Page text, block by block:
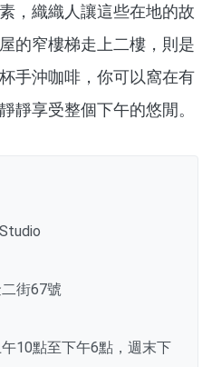
，織織人讓這些在地的故
的窄樓梯走上二樓，則是
手沖咖啡，你可以窩在有
靜享受整個下午的悠閒。
街67號
10點至下午6點，週末下